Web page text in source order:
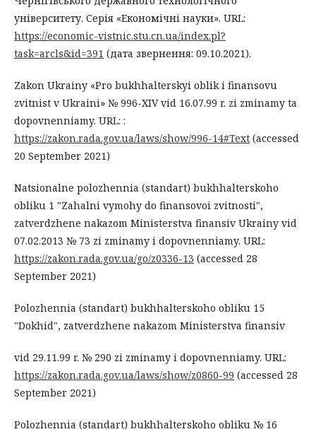
університету. Серія «Економічні науки». URL:
https://economic-vistnic.stu.cn.ua/index.pl?
task=arcls&id=391 (дата звернення: 09.10.2021).
Zakon Ukrainy «Pro bukhhalterskyi oblik i finansovu
zvitnist v Ukraini» № 996-XIV vid 16.07.99 r. zi zminamy ta
dopovnenniamy. URL: :
https://zakon.rada.gov.ua/laws/show/996-14#Text (accessed
20 September 2021)
Natsionalne polozhennia (standart) bukhhalterskoho
obliku 1 "Zahalni vymohy do finansovoi zvitnosti",
zatverdzhene nakazom Ministerstva finansiv Ukrainy vid
07.02.2013 № 73 zi zminamy i dopovnenniamy. URL:
https://zakon.rada.gov.ua/go/z0336-13 (accessed 28
September 2021)
Polozhennia (standart) bukhhalterskoho obliku 15
"Dokhid", zatverdzhene nakazom Ministerstva finansiv
vid 29.11.99 r. № 290 zi zminamy i dopovnenniamy. URL:
https://zakon.rada.gov.ua/laws/show/z0860-99 (accessed 28
September 2021)
Polozhennia (standart) bukhhalterskoho obliku № 16